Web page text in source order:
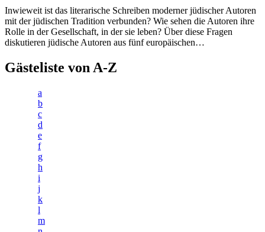
Inwieweit ist das literarische Schreiben moderner jüdischer Autoren
mit der jüdischen Tradition verbunden? Wie sehen die Autoren ihre
Rolle in der Gesellschaft, in der sie leben? Über diese Fragen
diskutieren jüdische Autoren aus fünf europäischen…
Gästeliste von A-Z
a
b
c
d
e
f
g
h
i
j
k
l
m